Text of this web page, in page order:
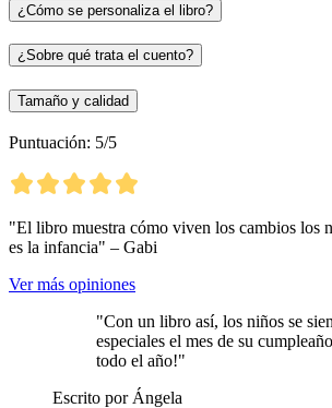
¿Cómo se personaliza el libro?
¿Sobre qué trata el cuento?
Tamaño y calidad
Puntuación: 5/5
"El libro muestra cómo viven los cambios los
es la infancia" – Gabi
Ver más opiniones
"Con un libro así, los niños se
especiales el mes de su
todo el año!"
Escrito por Ángela